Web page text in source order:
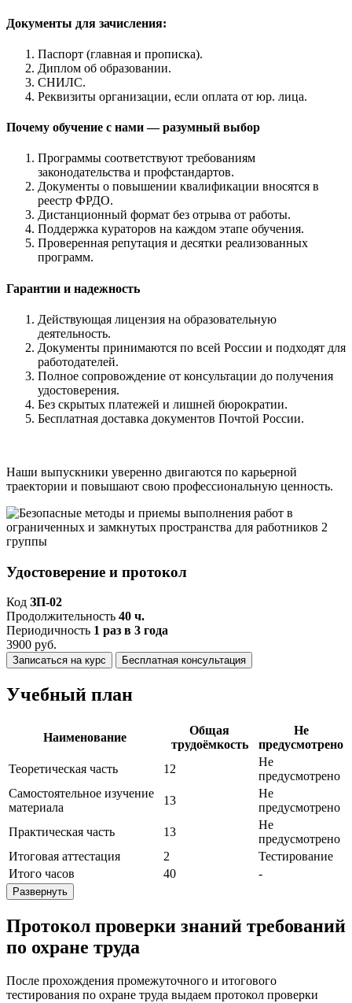
Документы для зачисления:
Паспорт (главная и прописка).
Диплом об образовании.
СНИЛС.
Реквизиты организации, если оплата от юр. лица.
Почему обучение с нами — разумный выбор
Программы соответствуют требованиям
законодательства и профстандартов.
Документы о повышении квалификации вносятся в
реестр ФРДО.
Дистанционный формат без отрыва от работы.
Поддержка кураторов на каждом этапе обучения.
Проверенная репутация и десятки реализованных
программ.
Гарантии и надежность
Действующая лицензия на образовательную
деятельность.
Документы принимаются по всей России и подходят для
работодателей.
Полное сопровождение от консультации до получения
удостоверения.
Без скрытых платежей и лишней бюрократии.
Бесплатная доставка документов Почтой России.
Наши выпускники уверенно двигаются по карьерной
траектории и повышают свою профессиональную ценность.
Удостоверение и протокол
Код ЗП-02
Продолжительность 40 ч.
Периодичность 1 раз в 3 года
3900 руб.
Записаться на курс Бесплатная консультация
Учебный план
Наименование
Общая
трудоёмкость
Не
предусмотрено
Теоретическая часть
12
Не
предусмотрено
Самостоятельное изучение
материала
13
Не
предусмотрено
Практическая часть
13
Не
предусмотрено
Итоговая аттестация
2
Тестирование
Итого часов
40 -
Развернуть
Протокол проверки знаний требований
по охране труда
После прохождения промежуточного и итогового
тестирования по охране труда выдаем протокол проверки